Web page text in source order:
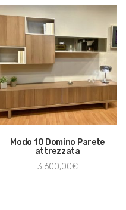
Modo 10 Domino Parete
attrezzata
3.600,00€